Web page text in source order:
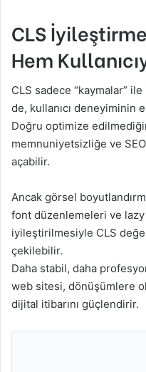
CLS
Hem
CLS sadece “kaymalar”
de, kullanıcı deneyiminin
Doğru optimize
memnuniyetsizliğe ve
açabilir.
Ancak görsel
font düzenlemeleri ve
iyileştirilmesiyle CLS
çekilebilir.
Daha stabil, daha
web sitesi, dönüşümlere
dijital itibarını güçlendirir.